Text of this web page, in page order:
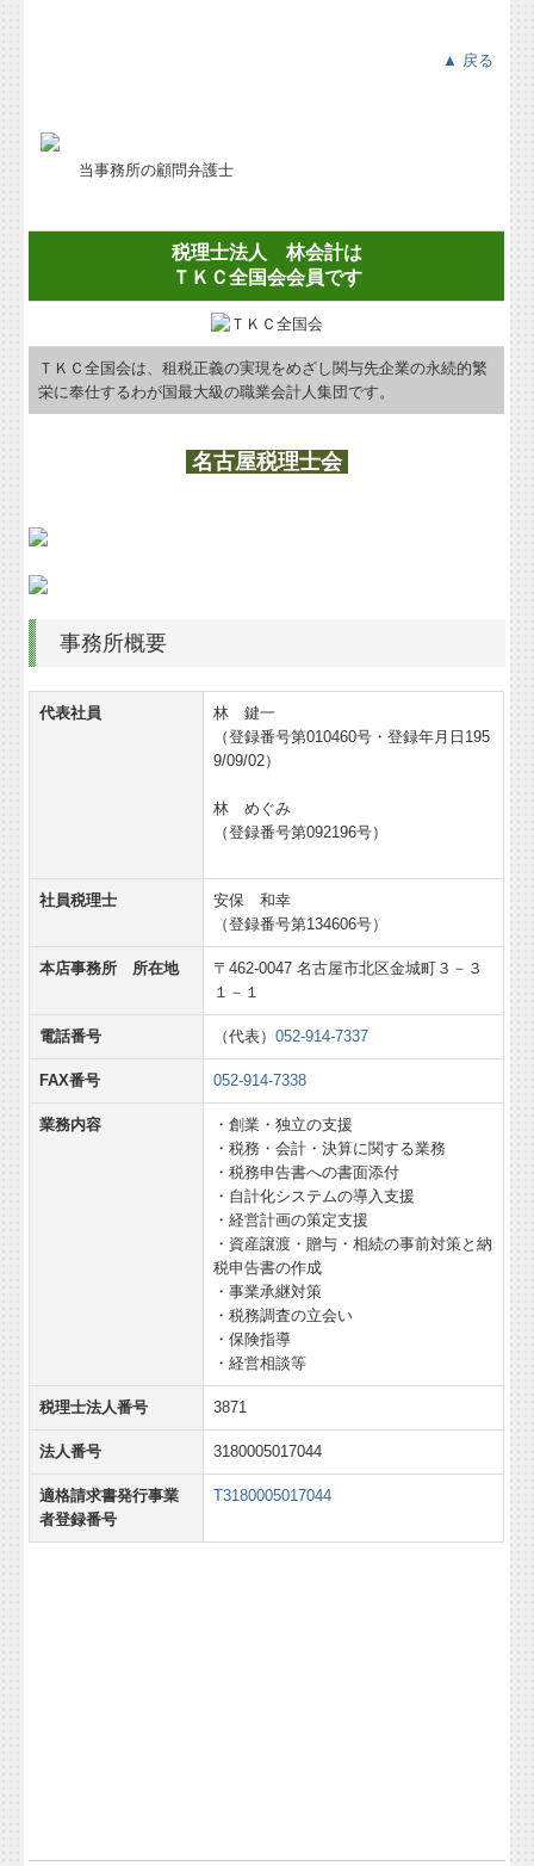
当事務所の顧問弁護士
税理士法人 林会計は
ＴＫＣ全国会会員です
ＴＫＣ全国会は、租税正義の実現をめざし関与先企業の永続的繁
栄に奉仕するわが国最大級の職業会計人集団です。
名古屋税理士会
事務所概要
代表社員
林 鍵一
（登録番号第010460号・登録年月日195
9/09/02）
林 めぐみ
（登録番号第092196号）
社員税理士
安保 和幸
（登録番号第134606号）
本店事務所 所在地
〒462-0047 名古屋市北区金城町３－３
１－１
電話番号 （代表）052-914-7337
FAX番号 052-914-7338
業務内容
・創業・独立の支援
・税務・会計・決算に関する業務
・税務申告書への書面添付
・自計化システムの導入支援
・経営計画の策定支援
・資産譲渡・贈与・相続の事前対策と納
税申告書の作成
・事業承継対策
・税務調査の立会い
・保険指導
・経営相談等
税理士法人番号 3871
法人番号 3180005017044
適格請求書発行事業
者登録番号
T3180005017044
▲ 戻る